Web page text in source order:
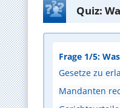
Quiz:
Frage 1/5:
Gesetze zu
Mandanten